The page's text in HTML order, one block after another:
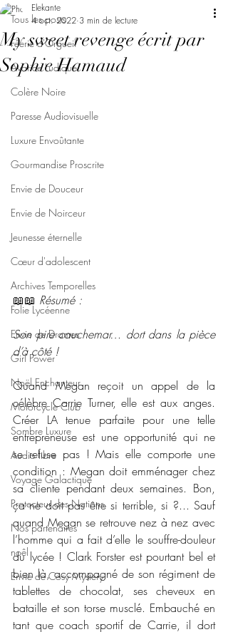
Tous les posts
Féerie d'Orgueil
Avarice Ludique
Colère Noire
Paresse Audiovisuelle
Luxure Envoûtante
Gourmandise Proscrite
Envie de Douceur
Envie de Noirceur
Jeunesse éternelle
Cœur d'adolescent
Archives Temporelles
Folie Lycéenne
Envie de Drames
Girl Power
Noël Enchanteur
Motorcycle Club
Sombre Luxure
Audio libre
Voyage Galactique
Protecteur des Nations
Nos partenaires
noêl
Envie de Cosy Mystery
My sweet revenge écrit par
Sophie Hamaud
Elekante
4 oct. 2022 3 min de lecture
📖📖 Résumé :
Son pire cauchemar… dort dans la pièce
d’à côté !
Quand Megan reçoit un appel de la
célèbre Carrie Turner, elle est aux anges.
Créer LA tenue parfaite pour une telle
entrepreneuse est une opportunité qui ne
se refuse pas ! Mais elle comporte une
condition : Megan doit emménager chez
sa cliente pendant deux semaines. Bon,
ça ne doit pas être si terrible, si ?... Sauf
quand Megan se retrouve nez à nez avec
l’homme qui a fait d’elle le souffre-douleur
du lycée ! Clark Forster est pourtant bel et
bien là, accompagné de son régiment de
tablettes de chocolat, ses cheveux en
bataille et son torse musclé. Embauché en
tant que coach sportif de Carrie, il dort